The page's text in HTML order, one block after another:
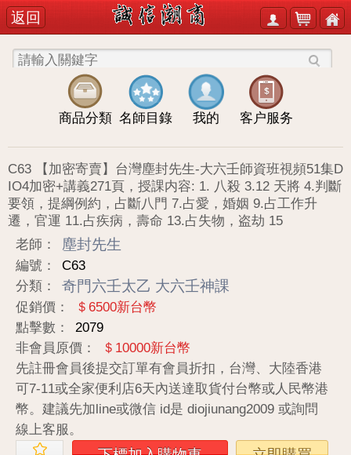
返回
商品分類 名師目錄 我的 客户服务
C63 【加密寄賣】台灣塵封先生-大六壬師資班視頻51集D
IO4加密+講義271頁，授課内容: 1. 八殺 3.12 天將 4.判斷
要領，提綱例約，占斷八門 7.占愛，婚姻 9.占工作升
遷，官運 11.占疾病，壽命 13.占失物，盗劫 15
老師：
塵封先生
編號：
C63
分類：
奇門六壬太乙 大六壬神課
促銷價：
＄6500新台幣
點擊數：
2079
非會員原價：
＄10000新台幣
先註冊會員後提交訂單有會員折扣，台灣、大陸香港
可7-11或全家便利店6天內送達取貨付台幣或人民幣港
幣。建議先加line或微信 id是 diojiunang2009 或詢問
線上客服。